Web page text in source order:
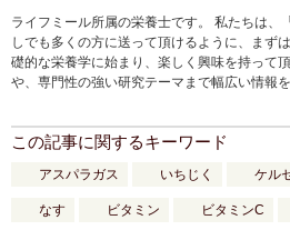
ライフミール所属の栄養士です。 私たちは、
しでも多くの方に送って頂けるように、まず
礎的な栄養学に始まり、楽しく興味を持って
や、専門性の強い研究テーマまで幅広い情報
この記事に関するキーワード
アスパラガス いちじく ケル
なす ビタミン ビタミンC